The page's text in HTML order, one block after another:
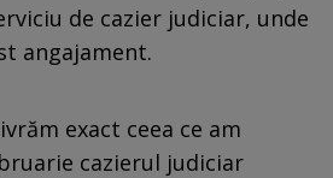
de cazier judiciar, unde
angajament.
exact ceea ce am
cazierul judiciar